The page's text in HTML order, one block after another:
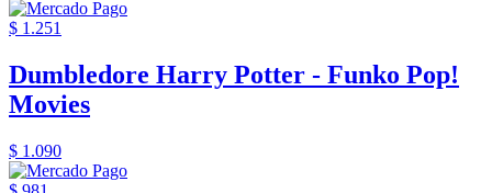
$ 1.251
Dumbledore Harry Potter - Funko Pop!
Movies
$ 1.090